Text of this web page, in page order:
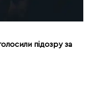
підозру за